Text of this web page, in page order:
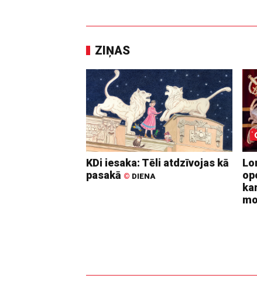
ZIŅAS
KDi iesaka: Tēli atdzīvojas kā
pasakā © DIENA